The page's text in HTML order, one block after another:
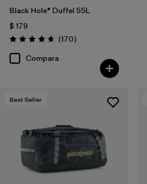
Black Hole® Duffel 55L
$ 179
Valoración: 4.6 / 5
(170Comentarios
)
Compara
Best Seller